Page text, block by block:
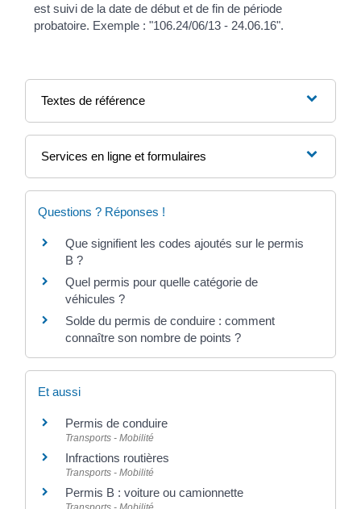
est suivi de la date de début et de fin de période
probatoire. Exemple : "106.24/06/13 - 24.06.16".
Textes de référence
Services en ligne et formulaires
Questions ? Réponses !
Que signifient les codes ajoutés sur le permis
B ?
Quel permis pour quelle catégorie de
véhicules ?
Solde du permis de conduire : comment
connaître son nombre de points ?
Et aussi
Permis de conduire
Transports - Mobilité
Infractions routières
Transports - Mobilité
Permis B : voiture ou camionnette